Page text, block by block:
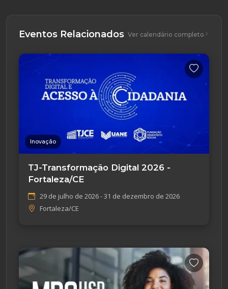
Eventos Relacionados Ver calendário completo
Inovação
TJ-Transformação Digital 2026 -
Fortaleza/CE
29 de julho de 2026 - 31 de dezembro de 2026
Fortaleza/CE